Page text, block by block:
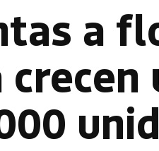
a
crecen